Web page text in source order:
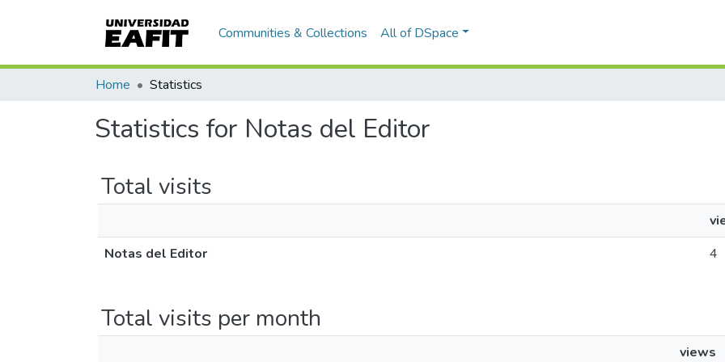
Communities & Collections All of DSpace
Home Statistics
Statistics for Notas del Editor
Total visits
Notas del Editor
4
Total visits per month
views